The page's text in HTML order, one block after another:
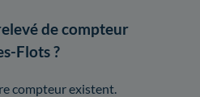
de compteur
Flots ?
compteur existent.